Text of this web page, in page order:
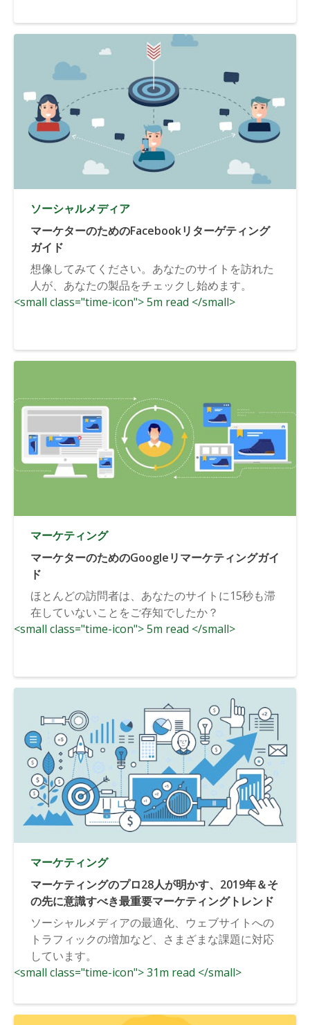
ソーシャルメディア
マーケターのためのFacebookリターゲティング
ガイド
想像してみてください。あなたのサイトを訪れた
人が、あなたの製品をチェックし始めます。
<small class="time-icon"> 5m read </small>
マーケティング
マーケターのためのGoogleリマーケティングガイ
ド
ほとんどの訪問者は、あなたのサイトに15秒も滞
在していないことをご存知でしたか？
<small class="time-icon"> 5m read </small>
マーケティング
マーケティングのプロ28人が明かす、2019年＆そ
の先に意識すべき最重要マーケティングトレンド
ソーシャルメディアの最適化、ウェブサイトへの
トラフィックの増加など、さまざまな課題に対応
しています。
<small class="time-icon"> 31m read </small>